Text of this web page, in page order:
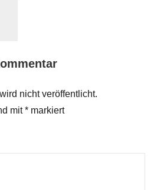
nicht veröffentlicht.
mit* markiert